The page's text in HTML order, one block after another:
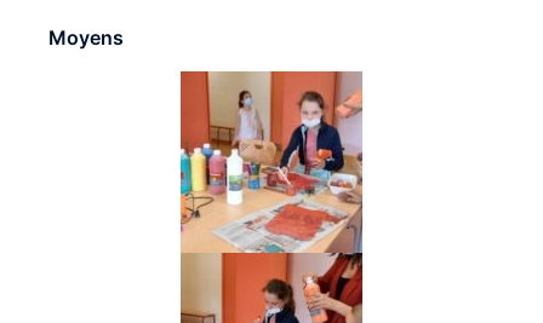
Moyens